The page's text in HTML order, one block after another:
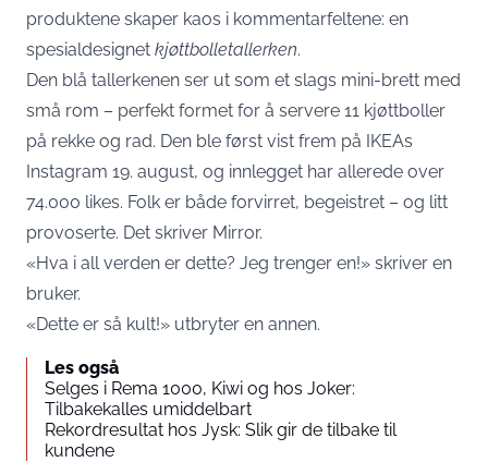
produktene skaper kaos i kommentarfeltene: en
spesialdesignet kjøttbolletallerken.
Den blå tallerkenen ser ut som et slags mini-brett med
små rom – perfekt formet for å servere 11 kjøttboller
på rekke og rad. Den ble først vist frem på IKEAs
Instagram 19. august, og innlegget har allerede over
74.000 likes. Folk er både forvirret, begeistret – og litt
provoserte. Det skriver Mirror.
«Hva i all verden er dette? Jeg trenger en!» skriver en
bruker.
«Dette er så kult!» utbryter en annen.
Les også
Selges i Rema 1000, Kiwi og hos Joker:
Tilbakekalles umiddelbart
Rekordresultat hos Jysk: Slik gir de tilbake til
kundene